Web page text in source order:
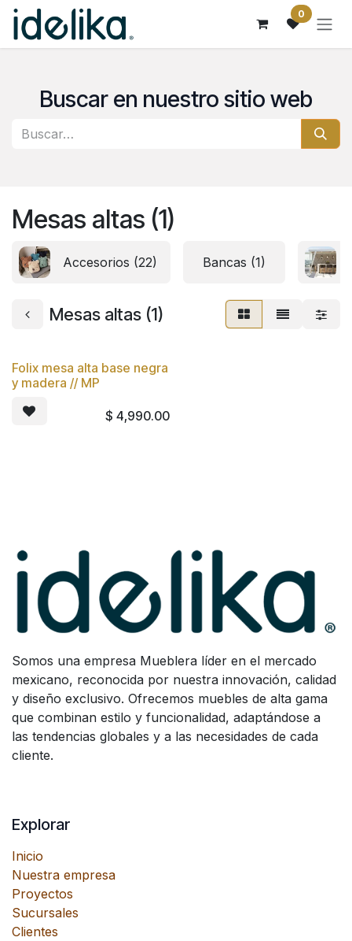
Ir al contenido 0
Buscar en nuestro sitio web
Mesas altas (1)
Accesorios (22) Bancas (1)
Mesas altas (1)
Folix mesa alta base negra
y madera // MP
$ 4,990.00
Somos una empresa Mueblera líder en el mercado
mexicano, reconocida por nuestra innovación, calidad
y diseño exclusivo. Ofrecemos muebles de alta gama
que combinan estilo y funcionalidad, adaptándose a
las tendencias globales y a las necesidades de cada
cliente.
Explorar
Inicio
Nuestra empresa
Proyectos
Sucursales
Clientes